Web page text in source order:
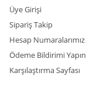
Üye Girişi
Sipariş Takip
Hesap Numaralarımız
Ödeme Bildirimi Yapın
Karşılaştırma Sayfası